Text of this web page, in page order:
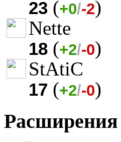
23 (+0/-2)
Nette
18 (+2/-0)
StAtiC
17 (+2/-0)